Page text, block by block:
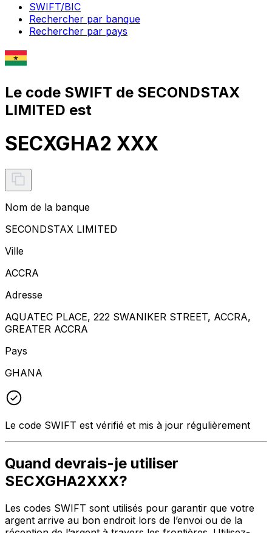
SWIFT/BIC
Rechercher par banque
Rechercher par pays
Le code SWIFT de SECONDSTAX
LIMITED est
SECXGHA2 XXX
Nom de la banque
SECONDSTAX LIMITED
Ville
ACCRA
Adresse
AQUATEC PLACE, 222 SWANIKER STREET, ACCRA,
GREATER ACCRA
Pays
GHANA
Le code SWIFT est vérifié et mis à jour régulièrement
Quand devrais-je utiliser
SECXGHA2XXX?
Les codes SWIFT sont utilisés pour garantir que votre
argent arrive au bon endroit lors de l’envoi ou de la